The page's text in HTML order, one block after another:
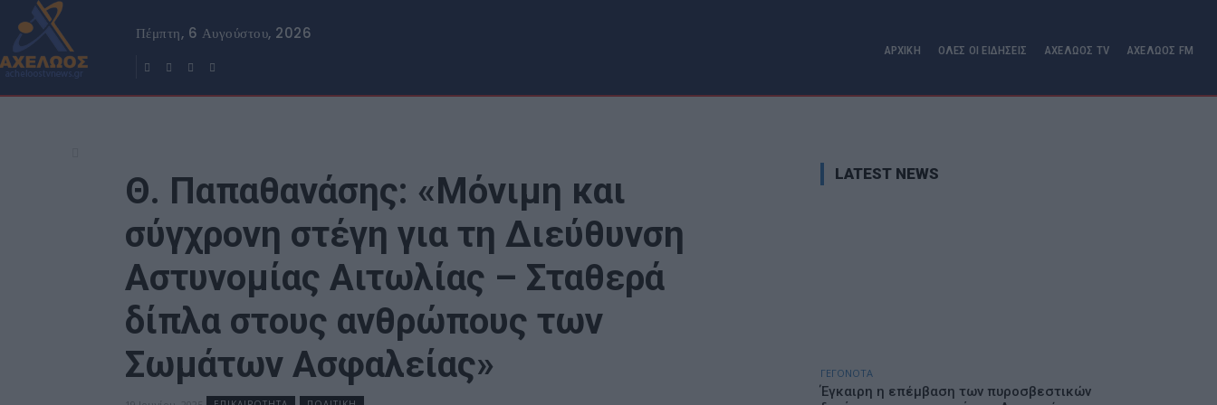
Πέμπτη, 6 Αυγούστου, 2026
ΑΡΧΙΚΗ ΟΛΕΣ ΟΙ ΕΙΔΗΣΕΙΣ ΑΧΕΛΩΟΣ TV ΑΧΕΛΩΟΣ FM
Θ. Παπαθανάσης: «Μόνιμη και
σύγχρονη στέγη για τη Διεύθυνση
Αστυνομίας Αιτωλίας – Σταθερά
δίπλα στους ανθρώπους των
Σωμάτων Ασφαλείας»
LATEST NEWS
ΓΕΓΟΝΟΤΑ
Έγκαιρη η επέμβαση των πυροσβεστικών